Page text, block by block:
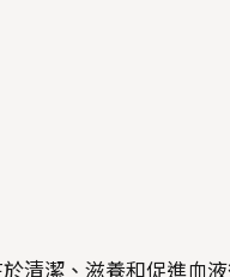
清潔、滋養和促進血